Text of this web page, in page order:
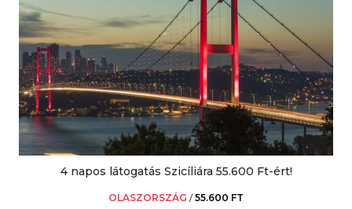
4 napos látogatás Szicíliára 55.600 Ft-ért!
OLASZORSZÁG /55.600 FT